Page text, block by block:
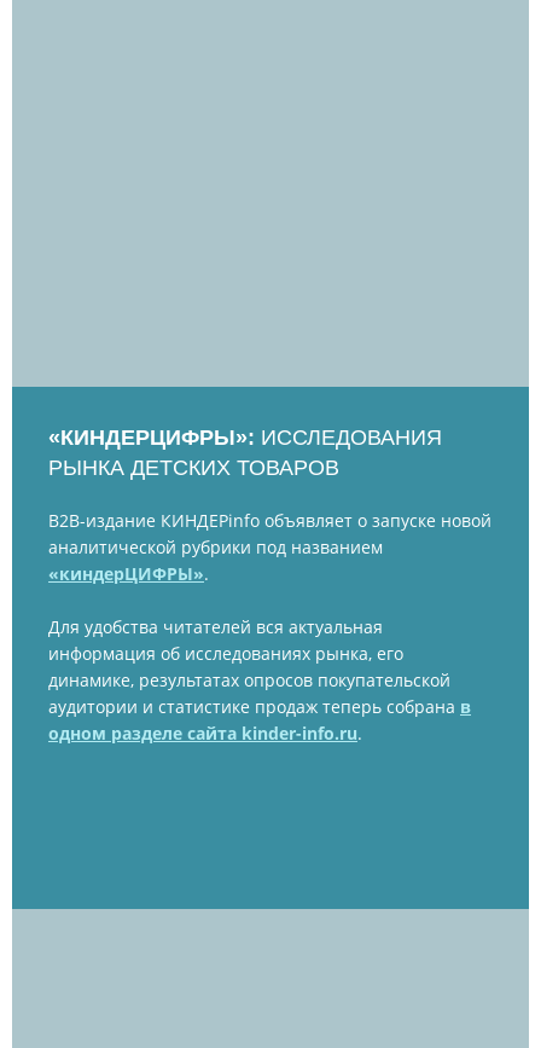
«КИНДЕРЦИФРЫ»: ИССЛЕДОВАНИЯ
РЫНКА ДЕТСКИХ ТОВАРОВ
B2B-издание КИНДЕРinfo объявляет о запуске новой
аналитической рубрики под названием
«киндерЦИФРЫ».
Для удобства читателей вся актуальная
информация об исследованиях рынка, его
динамике, результатах опросов покупательской
аудитории и статистике продаж теперь собрана в
одном разделе сайта kinder-info.ru.